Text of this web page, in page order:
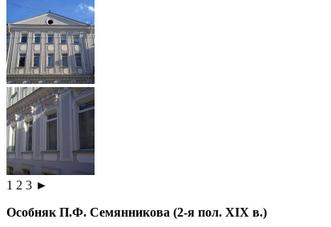
1 2 3 ►
Особняк П.Ф. Семянникова (2-я пол. XIX в.)